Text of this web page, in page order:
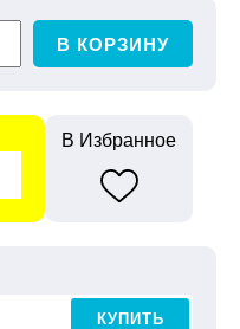
В КОРЗИНУ
В Избранное
КУПИТЬ